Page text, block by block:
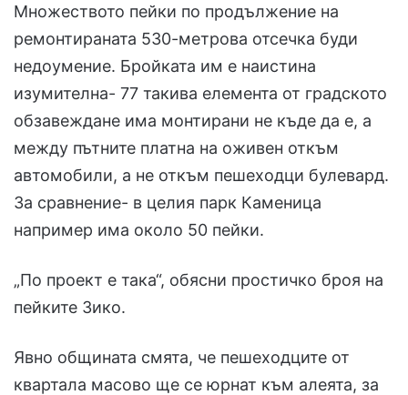
Множеството пейки по продължение на
ремонтираната 530-метрова отсечка буди
недоумение. Бройката им е наистина
изумителна- 77 такива елемента от градското
обзавеждане има монтирани не къде да е, а
между пътните платна на оживен откъм
автомобили, а не откъм пешеходци булевард.
За сравнение- в целия парк Каменица
например има около 50 пейки.
„По проект е така“, обясни простичко броя на
пейките Зико.
Явно общината смята, че пешеходците от
квартала масово ще се юрнат към алеята, за